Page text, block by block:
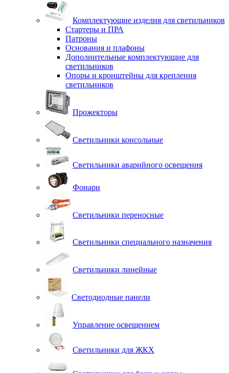
Комплектующие изделия для светильников
Стартеры и ПРА
Патроны
Основания и плафоны
Дополнительные комплектующие для
светильников
Опоры и кронштейны для крепления
светильников
Прожекторы
Светильники консольные
Светильники аварийного освещения
Фонари
Светильники переносные
Светильники специального назначения
Светильники линейные
Светодиодные панели
Управление освещением
Светильники для ЖКХ